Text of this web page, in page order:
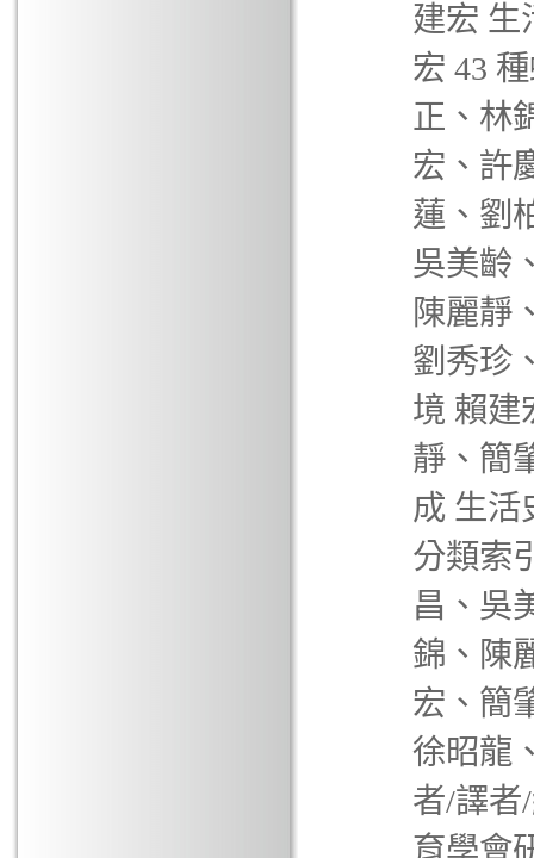
建宏 生
宏 43
正、林
宏、許
蓮、劉
吳美齡
陳麗靜
劉秀珍
境 賴建
靜、簡
成 生活
分類索
昌、吳
錦、陳
宏、簡
徐昭龍
者/譯者
育學會